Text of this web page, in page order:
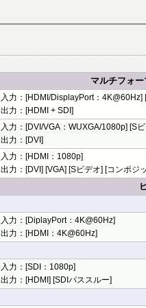
マルチフォ
入力：[HDMI/DisplayPort：4K@60Hz]
出力：[HDMI + SDI]
入力：[DVI/VGA：WUXGA/1080p] [S
出力：[DVI]
入力：[HDMI：1080p]
出力：[DVI] [VGA] [Sビデオ] [コンポジ
入力：[DiplayPort：4K@60Hz]
出力：[HDMI：4K@60Hz]
入力：[SDI：1080p]
出力：[HDMI] [SDIパススルー]